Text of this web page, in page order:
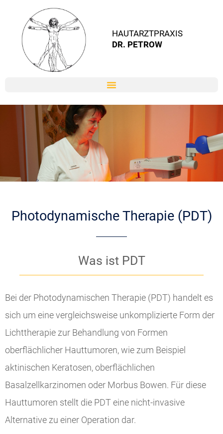
springen
HAUTARZTPRAXIS
DR. PETROW
Photodynamische Therapie (PDT)
Was ist PDT
Bei der Photodynamischen Therapie (PDT) handelt es
sich um eine vergleichsweise unkomplizierte Form der
Lichttherapie zur Behandlung von Formen
oberflächlicher Hauttumoren, wie zum Beispiel
aktinischen Keratosen, oberflächlichen
Basalzellkarzinomen oder Morbus Bowen. Für diese
Hauttumoren stellt die PDT eine nicht-invasive
Alternative zu einer Operation dar.